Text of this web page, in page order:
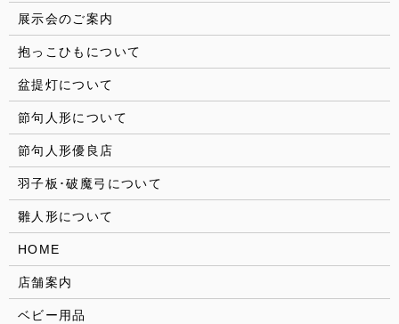
展示会のご案内
抱っこひもについて
盆提灯について
節句人形について
節句人形優良店
羽子板･破魔弓について
雛人形について
HOME
店舗案内
ベビー用品